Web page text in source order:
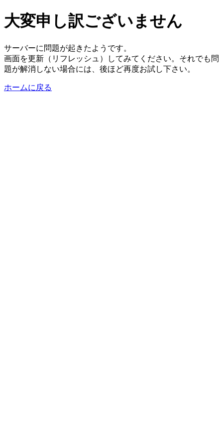
大変申し訳ございません
サーバーに問題が起きたようです。
画面を更新（リフレッシュ）してみてください。それでも問
題が解消しない場合には、後ほど再度お試し下さい。
ホームに戻る